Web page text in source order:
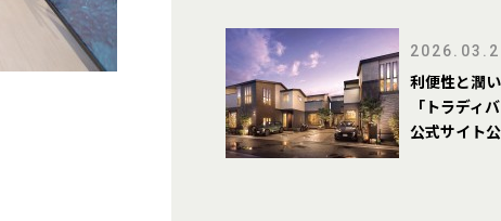
利便性と潤
「トラディ
公式サイト